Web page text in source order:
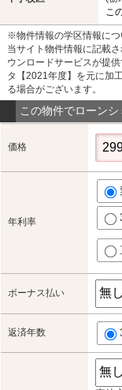
こ
※物件情報の学区情報につ
当サイト物件情報に記載
ウンロードサービスが提
タ【2021年度】を元に加
る場合がございます。
この物件でローン
価格
年利率
ボーナス払い
返済年数